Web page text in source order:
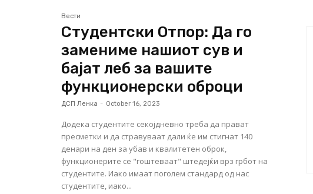
Вести
Студентски Отпор: Да го
замениме нашиот сув и
бајат леб за вашите
функционерски оброци
ДСП Ленка - October 16, 2023
Додека студентите секојдневно треба да прават
пресметки и да стравуваат дали ќе им стигнат 140
денари на ден за убав и квалитетен оброк,
функционерите се "гоштеваат" штедејќи врз грбот на
студентите. Иако имаат поголем стандард од нас
студентите, иако...